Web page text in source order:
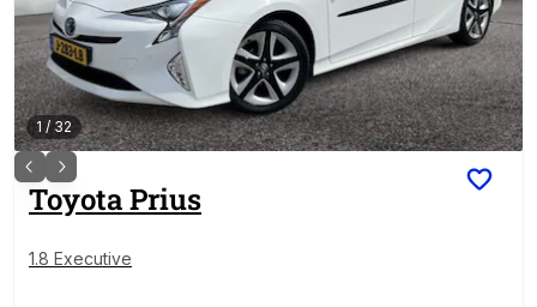
1 / 32
ToyotaPrius
1.8 Executive